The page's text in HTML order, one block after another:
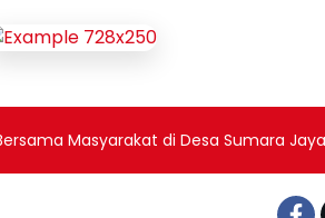
Masyarakat di Desa Sumara Jaya